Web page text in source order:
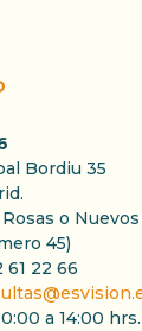
Bordiu 35
o
45)
61 22 66
a 14:00 hrs.